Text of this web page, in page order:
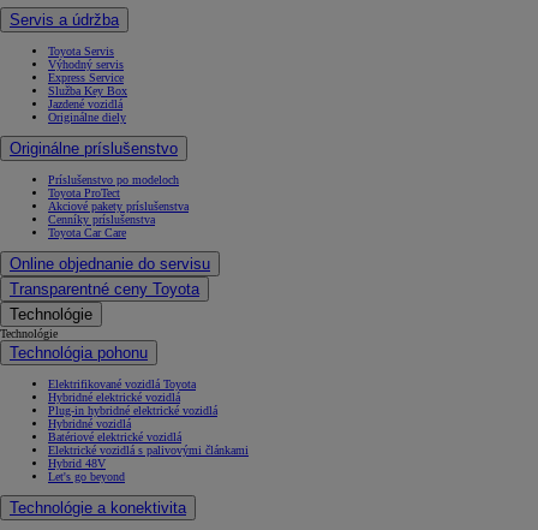
Servis a údržba
Toyota Servis
Výhodný servis
Express Service
Služba Key Box
Jazdené vozidlá
Originálne diely
Originálne príslušenstvo
Príslušenstvo po modeloch
Toyota ProTect
Akciové pakety príslušenstva
Cenníky príslušenstva
Toyota Car Care
Online objednanie do servisu
Transparentné ceny Toyota
Technológie
Technológie
Technológia pohonu
Elektrifikované vozidlá Toyota
Hybridné elektrické vozidlá
Plug-in hybridné elektrické vozidlá
Hybridné vozidlá
Batériové elektrické vozidlá
Elektrické vozidlá s palivovými článkami
Hybrid 48V
Let's go beyond
Technológie a konektivita